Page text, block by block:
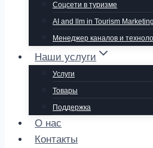
Соцсети в туризме
AI and llm in Tourism
Менеджер каналов и
Наши услуги
Услуги
Товары
Поддержка
О нас
Контакты